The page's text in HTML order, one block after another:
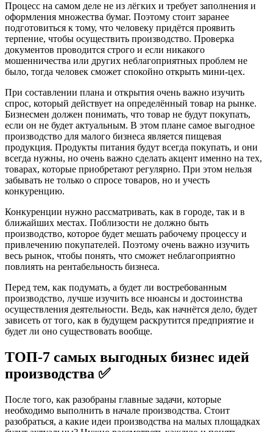
Процесс на самом деле не из лёгких и требует заполнения и
оформления множества бумаг. Поэтому стоит заранее
подготовиться к тому, что человеку придётся проявить
терпение, чтобы осуществить производство. Проверка
документов проводится строго и если никакого
мошенничества или других неблагоприятных проблем не
было, тогда человек сможет спокойно открыть мини-цех.
При составлении плана и открытия очень важно изучить
спрос, который действует на определённый товар на рынке.
Бизнесмен должен понимать, что товар не будут покупать,
если он не будет актуальным. В этом плане самое выгодное
производство для малого бизнеса является пищевая
продукция. Продукты питания будут всегда покупать, и они
всегда нужны, но очень важно сделать акцент именно на тех,
товарах, которые приобретают регулярно. При этом нельзя
забывать не только о спросе товаров, но и учесть
конкуренцию.
Конкуренции нужно рассматривать, как в городе, так и в
ближайших местах. Поблизости не должно быть
производство, которое будет мешать рабочему процессу и
привлечению покупателей. Поэтому очень важно изучить
весь рынок, чтобы понять, что сможет неблагоприятно
повлиять на рентабельность бизнеса.
Перед тем, как подумать, а будет ли востребованным
производство, лучше изучить все нюансы и достоинства
осуществления деятельности. Ведь, как начнётся дело, будет
зависеть от того, как в будущем раскрутится предприятие и
будет ли оно существовать вообще.
ТОП-7 самых выгодных бизнес идей
производства ✅
После того, как разобраны главные задачи, которые
необходимо выполнить в начале производства. Стоит
разобраться, а какие идеи производства на малых площадках